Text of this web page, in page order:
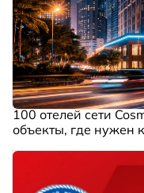
100 отелей сети
объекты, где нужен